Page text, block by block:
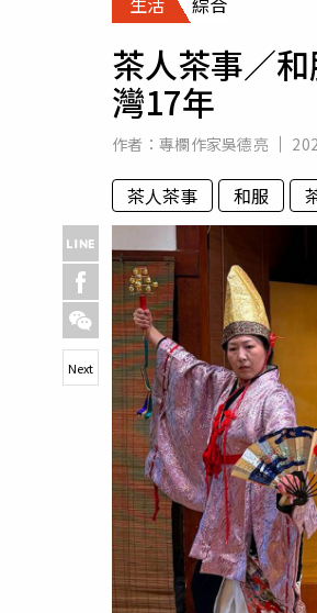
茶人茶事／
灣17年
作者： 專欄作家吳德亮
茶人茶事 和服
Next